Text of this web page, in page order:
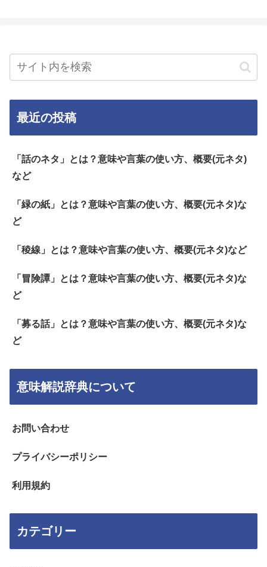
最近の投稿
「話のネタ」とは？意味や言葉の使い方、概要(元ネタ)
など
「緑の紙」とは？意味や言葉の使い方、概要(元ネタ)な
ど
「稜線」とは？意味や言葉の使い方、概要(元ネタ)など
「冒険譚」とは？意味や言葉の使い方、概要(元ネタ)な
ど
「募る話」とは？意味や言葉の使い方、概要(元ネタ)な
ど
意味解説辞典について
お問い合わせ
プライバシーポリシー
利用規約
カテゴリー